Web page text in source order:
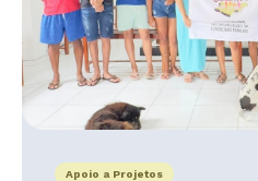
Apoio a Projetos